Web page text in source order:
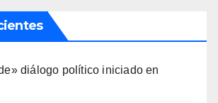
diálogo político iniciado en